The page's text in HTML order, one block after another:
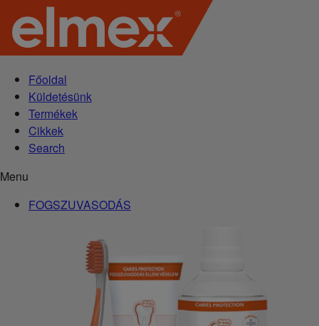
Főoldal
Küldetésünk
Termékek
Cikkek
Search
Menu
FOGSZUVASODÁS